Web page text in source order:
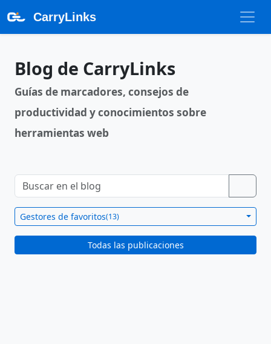
CarryLinks
Blog de CarryLinks
Guías de marcadores, consejos de
productividad y conocimientos sobre
herramientas web
Gestores de favoritos(13)
Todas las publicaciones